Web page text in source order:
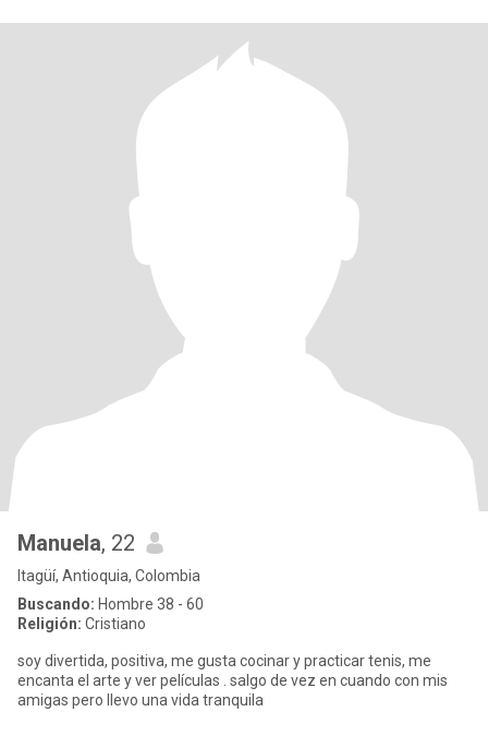
Manuela, 22
Itagüí, Antioquia, Colombia
Buscando: Hombre 38 - 60
Religión: Cristiano
soy divertida, positiva, me gusta cocinar y practicar tenis, me
encanta el arte y ver películas . salgo de vez en cuando con mis
amigas pero llevo una vida tranquila